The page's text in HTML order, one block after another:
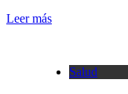
Leer más
Salud